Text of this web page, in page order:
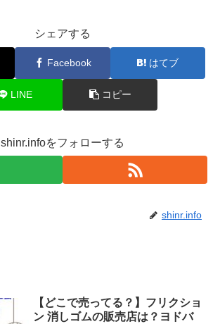
シェアする
Facebook はてブ
LINE コピー
shinr.infoをフォローする
shinr.info
【どこで売ってる？】フリクショ
ン 消しゴムの販売店は？ヨドバ